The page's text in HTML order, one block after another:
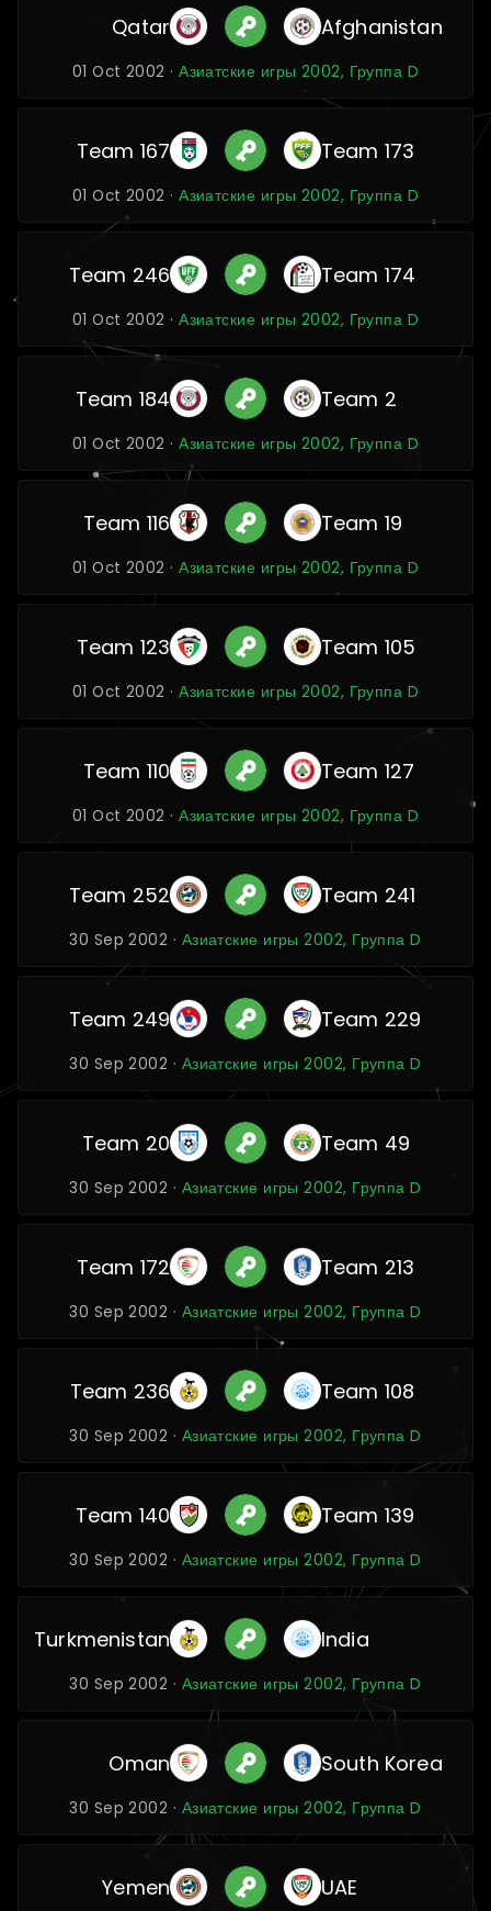
Qatar Afghanistan
01 Oct 2002 ·Азиатские игры 2002, Группа D
Team 167 Team 173
01 Oct 2002 ·Азиатские игры 2002, Группа D
Team 246 Team 174
01 Oct 2002 ·Азиатские игры 2002, Группа D
Team 184 Team 2
01 Oct 2002 ·Азиатские игры 2002, Группа D
Team 116 Team 19
01 Oct 2002 ·Азиатские игры 2002, Группа D
Team 123 Team 105
01 Oct 2002 ·Азиатские игры 2002, Группа D
Team 110 Team 127
01 Oct 2002 ·Азиатские игры 2002, Группа D
Team 252 Team 241
30 Sep 2002 · Азиатские игры 2002, Группа D
Team 249 Team 229
30 Sep 2002 · Азиатские игры 2002, Группа D
Team 20 Team 49
30 Sep 2002 · Азиатские игры 2002, Группа D
Team 172 Team 213
30 Sep 2002 · Азиатские игры 2002, Группа D
Team 236 Team 108
30 Sep 2002 · Азиатские игры 2002, Группа D
Team 140 Team 139
30 Sep 2002 · Азиатские игры 2002, Группа D
Turkmenistan India
30 Sep 2002 · Азиатские игры 2002, Группа D
Oman South Korea
30 Sep 2002 · Азиатские игры 2002, Группа D
Yemen UAE